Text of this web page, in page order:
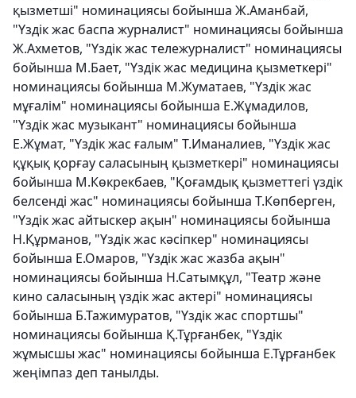
қызметші" номинациясы бойынша Ж.Аманбай,
"Үздік жас баспа журналист" номинациясы бойынша
Ж.Ахметов, "Үздік жас тележурналист" номинациясы
бойынша М.Бает, "Үздік жас медицина қызметкері"
номинациясы бойынша М.Жуматаев, "Үздік жас
мұғалім" номинациясы бойынша Е.Жұмадилов,
"Үздік жас музыкант" номинациясы бойынша
Е.Жұмат, "Үздік жас ғалым" Т.Иманалиев, "Үздік жас
құқық қорғау саласының қызметкері" номинациясы
бойынша М.Көкрекбаев, "Қоғамдық қызметтегі үздік
белсенді жас" номинациясы бойынша Т.Көпберген,
"Үздік жас айтыскер ақын" номинациясы бойынша
Н.Құрманов, "Үздік жас кәсіпкер" номинациясы
бойынша Е.Омаров, "Үздік жас жазба ақын"
номинациясы бойынша Н.Сатымқұл, "Театр және
кино саласының үздік жас актері" номинациясы
бойынша Б.Тажимуратов, "Үздік жас спортшы"
номинациясы бойынша Қ.Тұрғанбек, "Үздік
жұмысшы жас" номинациясы бойынша Е.Тұрғанбек
жеңімпаз деп танылды.